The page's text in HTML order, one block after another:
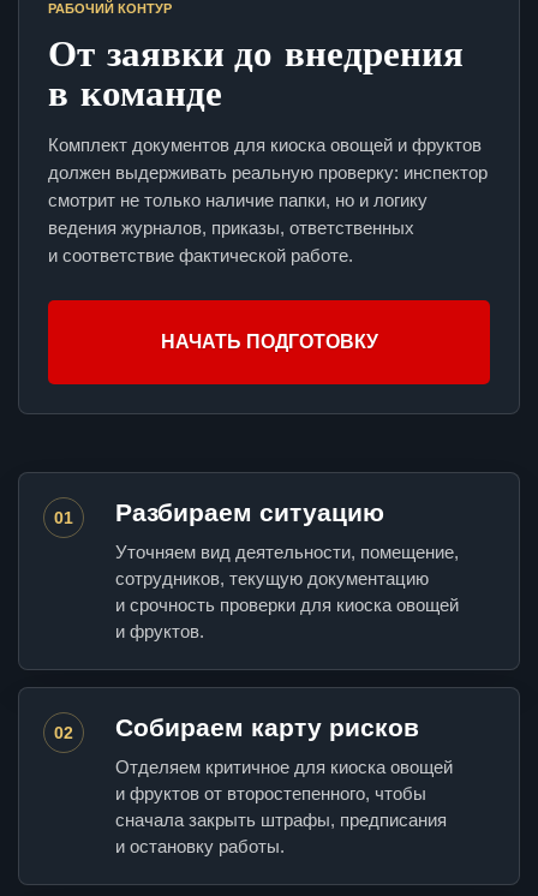
РАБОЧИЙ КОНТУР
От заявки до внедрения
в команде
Комплект документов для киоска овощей и фруктов
должен выдерживать реальную проверку: инспектор
смотрит не только наличие папки, но и логику
ведения журналов, приказы, ответственных
и соответствие фактической работе.
НАЧАТЬ ПОДГОТОВКУ
01 Разбираем ситуацию
Уточняем вид деятельности, помещение,
сотрудников, текущую документацию
и срочность проверки для киоска овощей
и фруктов.
02 Собираем карту рисков
Отделяем критичное для киоска овощей
и фруктов от второстепенного, чтобы
сначала закрыть штрафы, предписания
и остановку работы.